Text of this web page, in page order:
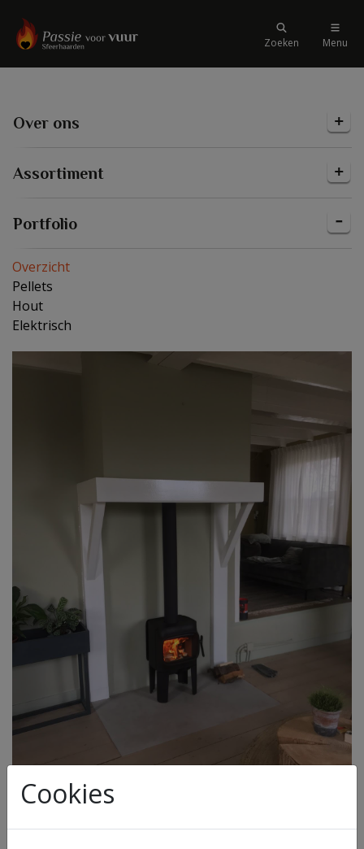
Zoeken Menu
Over ons
Assortiment
Portfolio
Overzicht
Pellets
Hout
Elektrisch
Cookies